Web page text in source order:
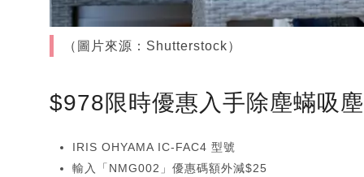
（圖片來源：Shutterstock）
$978限時優惠入手除塵蟎吸
IRIS OHYAMA IC-FAC4 型號
輸入「NMG002」優惠碼額外減$25